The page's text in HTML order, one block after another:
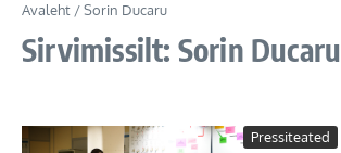
Avaleht /Sorin Ducaru
Sirvimissilt: Sorin Ducaru
Pressiteated